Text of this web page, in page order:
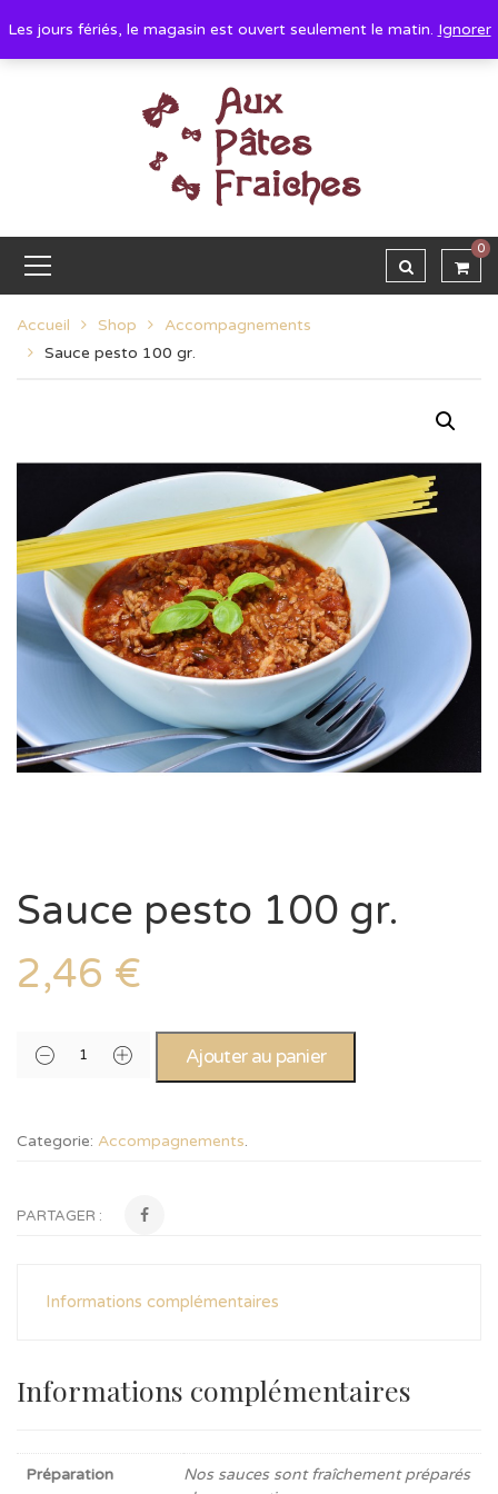
Les jours fériés, le magasin est ouvert seulement le matin. Ignorer
0
Accueil Shop
Accompagnements
Sauce pesto 100 gr.
Sauce pesto 100 gr.
2,46 €
Ajouter au panier
Categorie: Accompagnements.
PARTAGER :
Informations complémentaires
Informations complémentaires
Préparation
Nos sauces sont fraîchement préparés